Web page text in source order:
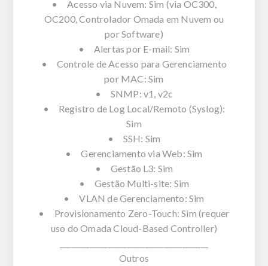
• Acesso via Nuvem: Sim (via OC300,
OC200, Controlador Omada em Nuvem ou
por Software)
• Alertas por E-mail: Sim
• Controle de Acesso para Gerenciamento
por MAC: Sim
• SNMP: v1, v2c
• Registro de Log Local/Remoto (Syslog):
Sim
• SSH: Sim
• Gerenciamento via Web: Sim
• Gestão L3: Sim
• Gestão Multi-site: Sim
• VLAN de Gerenciamento: Sim
• Provisionamento Zero-Touch: Sim (requer
uso do Omada Cloud-Based Controller)
Outros